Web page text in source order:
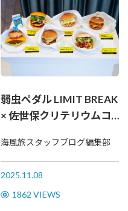
弱虫ペダル LIMIT BREAK
× 佐世保クリテリウムコ
海風旅スタッフブログ編集部
2025.11.08
1862 VIEWS